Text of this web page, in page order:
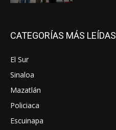
CATEGORÍAS MÁS LEÍDAS
El Sur
Sinaloa
Mazatlán
Policiaca
Escuinapa